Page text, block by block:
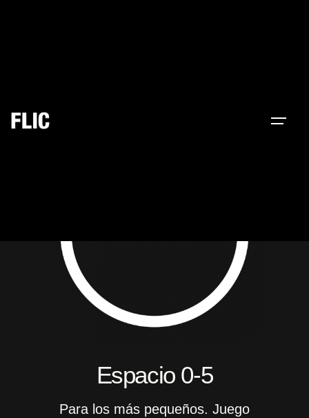
Espacio 0-5
Para los más pequeños. Juego